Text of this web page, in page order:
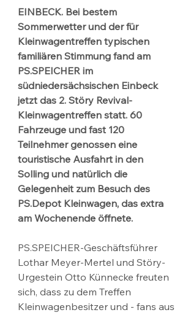
EINBECK. Bei bestem
Sommerwetter und der für
Kleinwagentreffen typischen
familiären Stimmung fand am
PS.SPEICHER im
südniedersächsischen Einbeck
jetzt das 2. Störy Revival-
Kleinwagentreffen statt. 60
Fahrzeuge und fast 120
Teilnehmer genossen eine
touristische Ausfahrt in den
Solling und natürlich die
Gelegenheit zum Besuch des
PS.Depot Kleinwagen, das extra
am Wochenende öffnete.
PS.SPEICHER-Geschäftsführer
Lothar Meyer-Mertel und Störy-
Urgestein Otto Künnecke freuten
sich, dass zu dem Treffen
Kleinwagenbesitzer und - fans aus